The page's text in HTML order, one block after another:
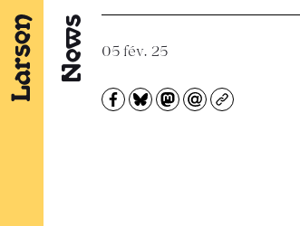
News 05 fév. 25
Partagez sur Facebook
Partager sur Bluesky
Partager sur Mastodon
Partagez par e-mail
Copiez l’url